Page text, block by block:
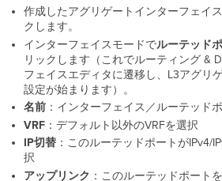
作成したアグリゲートインターフェイス
クします。
インターフェイスモードでルーテッド
リックします（これでルーティング &
フェイスエディタに遷移し、L3アグリ
設定が始まります）。
名前：インターフェイス／ルーテッド
VRF：デフォルト以外のVRFを選択
IP切替：このルーテッドポートがIPv4/
択
アップリンク ：このルーテッドポート